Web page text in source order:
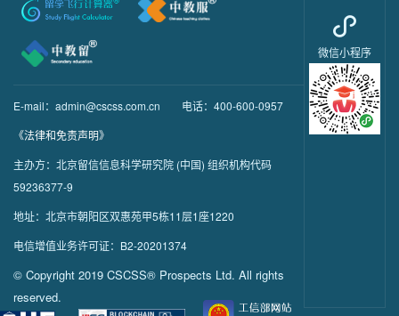
E-mail：admin@cscss.com.cn
电话：400-600-0957
《法律和免责声明》
主办方：北京留信信息科学研究院 (中国) 组织机构代码
59236377-9
地址：北京市朝阳区双惠苑甲5栋11层1座1220
电信增值业务许可证：B2-20201374
© Copyright 2019 CSCSS® Prospects Ltd. All rights
reserved.
微信小程序